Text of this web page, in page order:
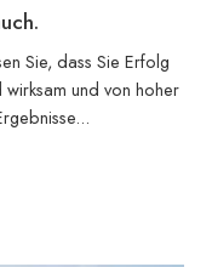
Sie, dass Sie Erfolg
und von hoher